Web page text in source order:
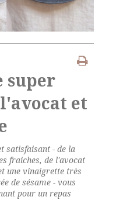
super
et
satisfaisant - de la
fraiches, de l'avocat
une vinaigrette très
de sésame - vous
pour un repas